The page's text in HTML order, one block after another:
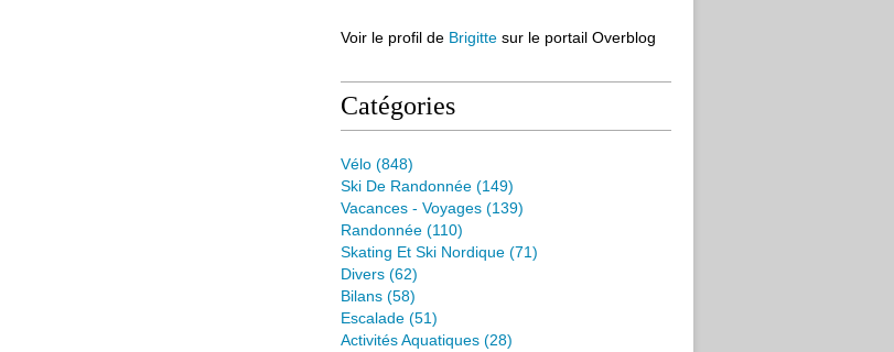
Voir le profil de Brigitte sur le portail Overblog
Catégories
Vélo (848)
Ski De Randonnée (149)
Vacances - Voyages (139)
Randonnée (110)
Skating Et Ski Nordique (71)
Divers (62)
Bilans (58)
Escalade (51)
Activités Aquatiques (28)